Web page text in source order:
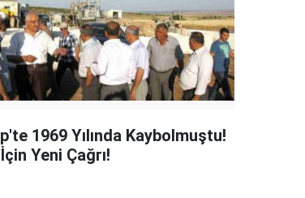
1969 Yılında Kaybolmuştu!
Yeni Çağrı!